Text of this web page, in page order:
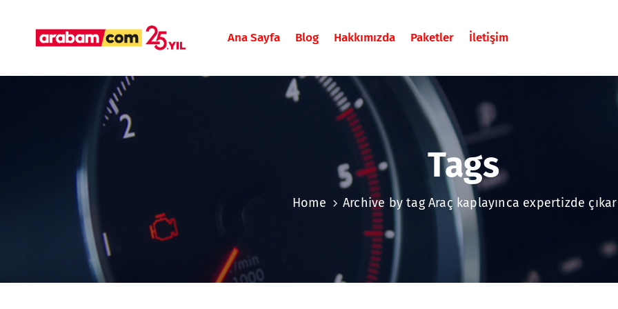
Ana Sayfa Blog Hakkımızda Paketler İletişim
Tags
Home Archive by tag Araç kaplayınca expertizde çıkar